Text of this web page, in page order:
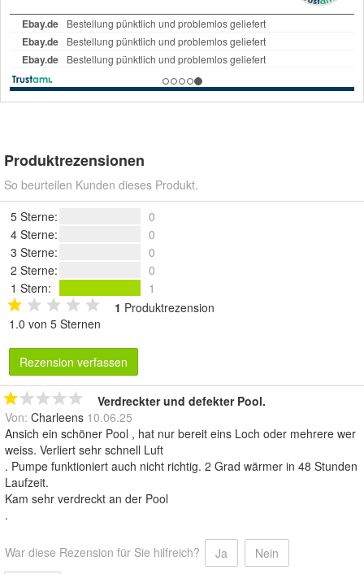
Produktrezensionen
So beurteilen Kunden dieses Produkt.
5 Sterne:
0
4 Sterne:
0
3 Sterne:
0
2 Sterne:
0
1 Stern:
1
1 Produktrezension
1.0 von 5 Sternen
Rezension verfassen
Verdreckter und defekter Pool.
Von: Charleens 10.06.25
Ansich ein schöner Pool , hat nur bereit eins Loch oder mehrere wer
weiss. Verliert sehr schnell Luft
. Pumpe funktioniert auch nicht richtig. 2 Grad wärmer in 48 Stunden
Laufzeit.
Kam sehr verdreckt an der Pool
.
War diese Rezension für Sie hilfreich? Ja
Nein